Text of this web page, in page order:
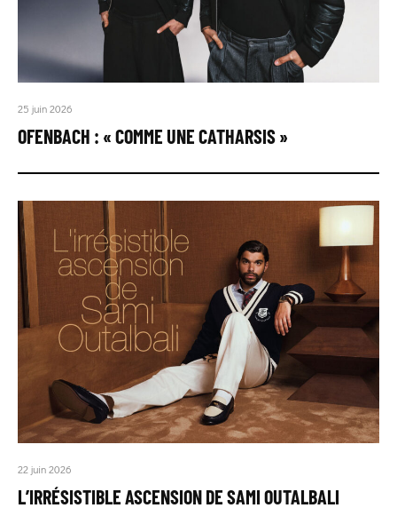
25 juin 2026
OFENBACH : « COMME UNE CATHARSIS »
22 juin 2026
L’IRRÉSISTIBLE ASCENSION DE SAMI OUTALBALI